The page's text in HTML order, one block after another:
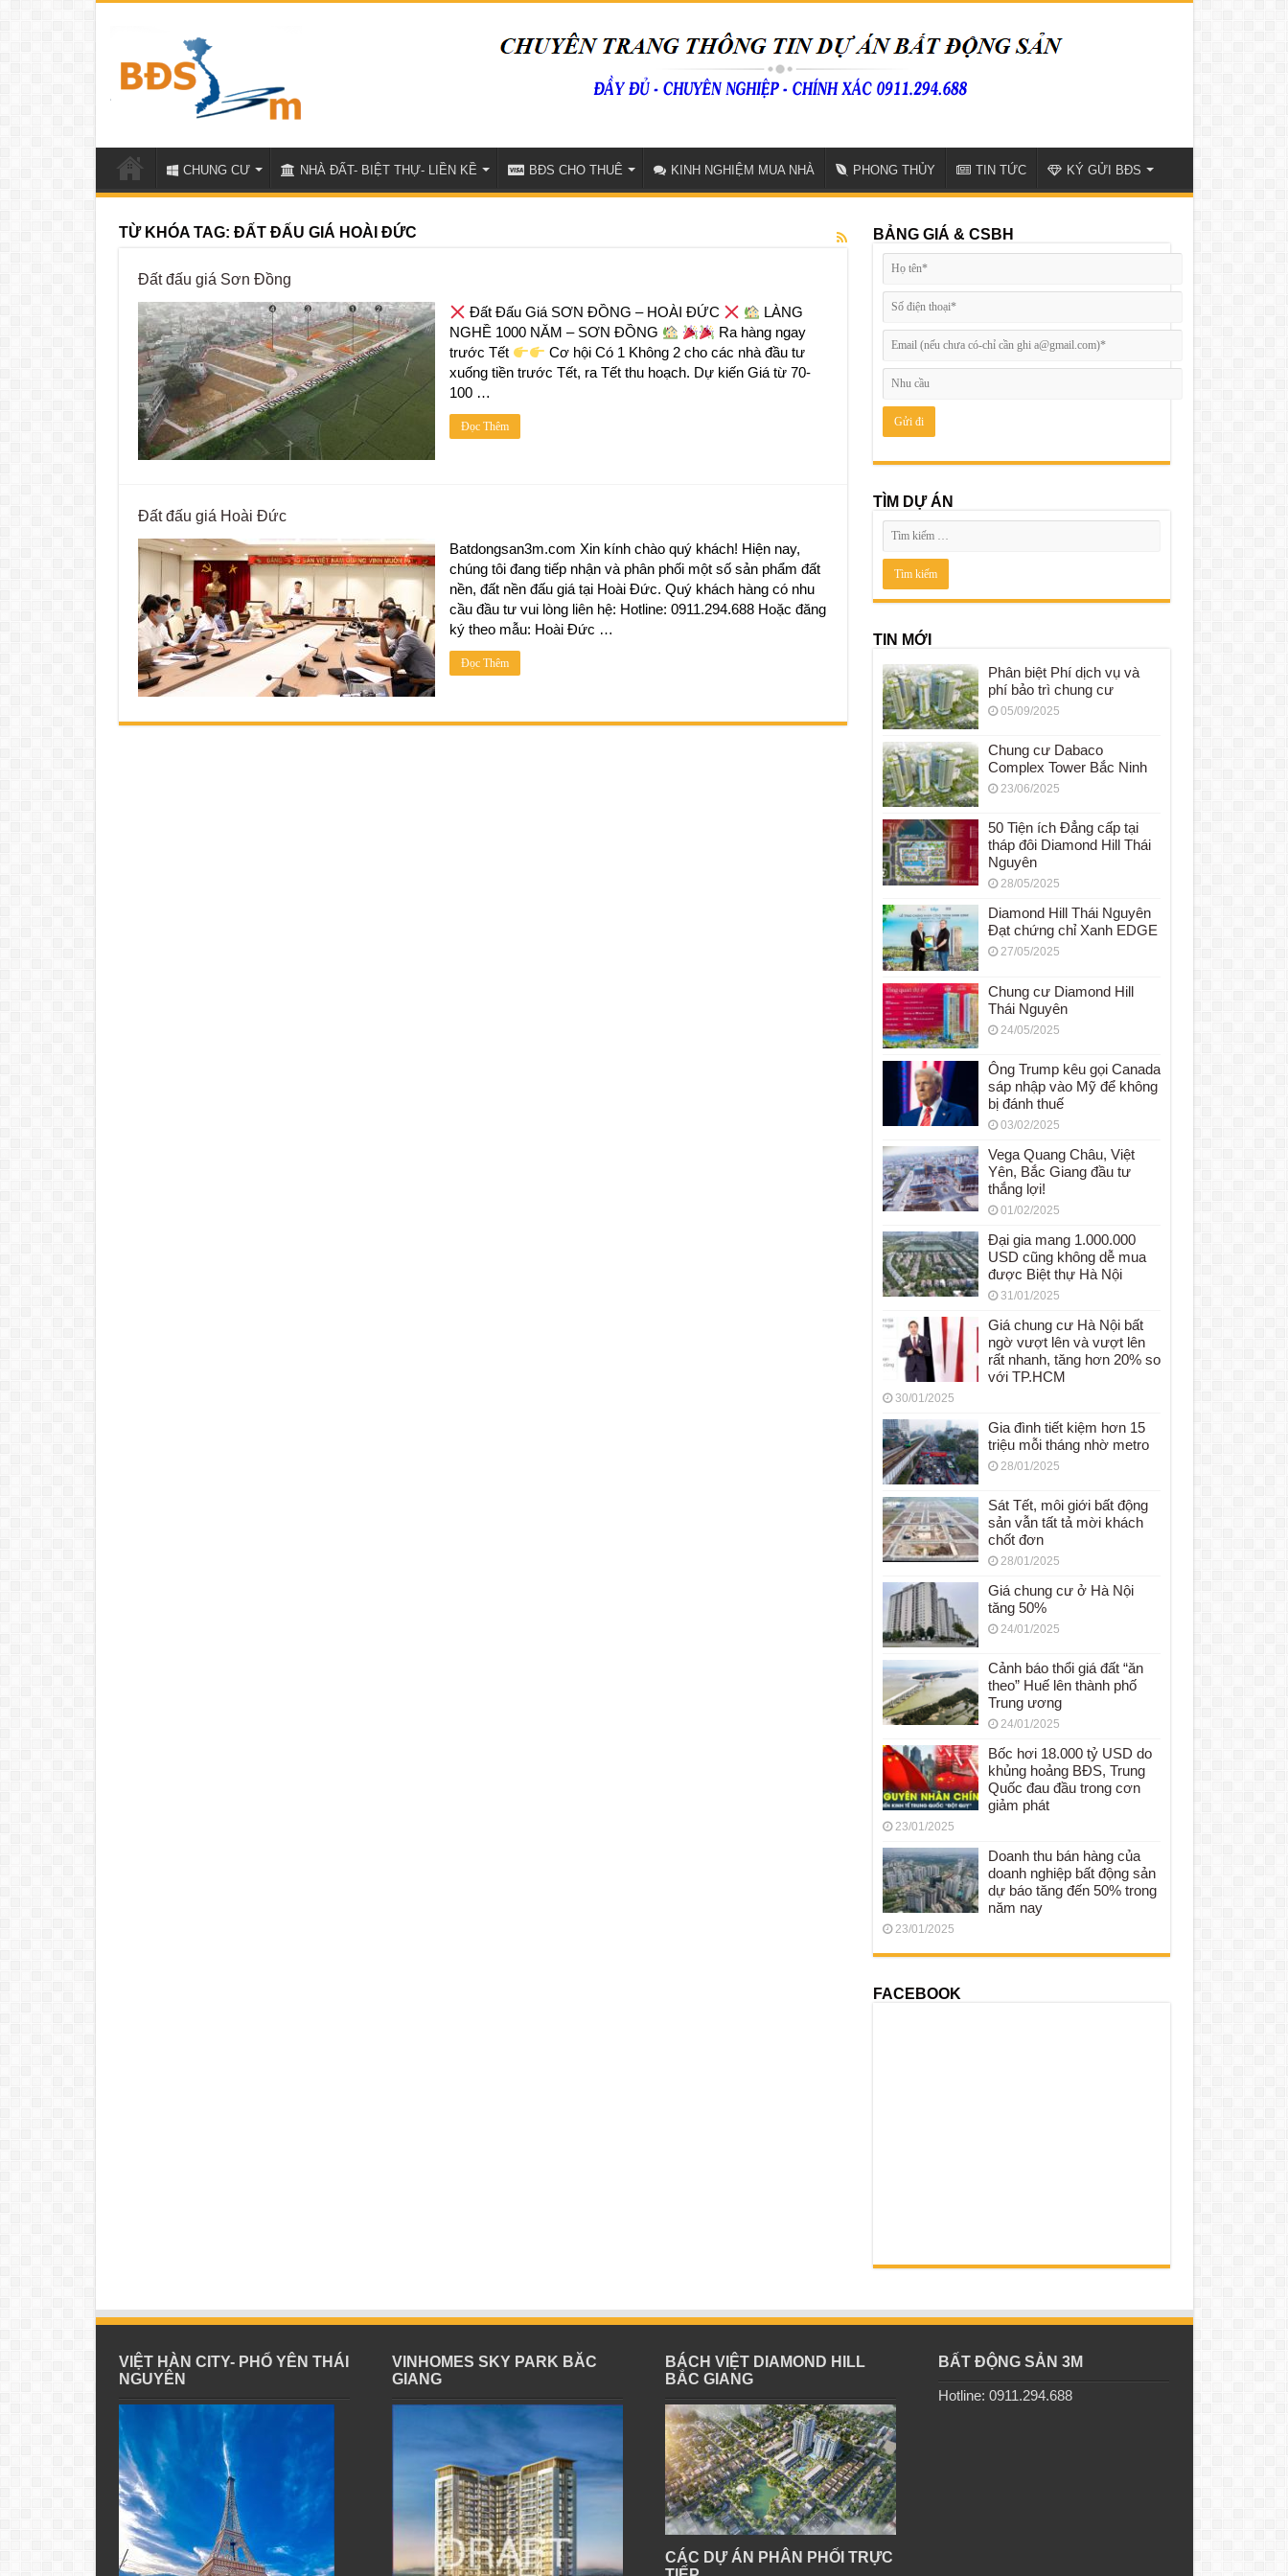
CHUNG CƯ NHÀ ĐẤT- BIỆT THỰ- LIỀN KỀ BĐS CHO THUÊ KINH NGHIỆM MUA NHÀ PHONG THỦY TIN TỨC KÝ GỬI BĐS
TỪ KHÓA TAG: ĐẤT ĐẤU GIÁ HOÀI ĐỨC
Đất đấu giá Sơn Đồng
Đất Đấu Giá SƠN ĐỒNG – HOÀI ĐỨC
LÀNG
NGHỀ 1000 NĂM – SƠN ĐỒNG
Ra hàng ngay
trước Tết
Cơ hội Có 1 Không 2 cho các nhà đầu tư
xuống tiền trước Tết, ra Tết thu hoạch. Dự kiến Giá từ 70-
100 …
Đọc Thêm
Đất đấu giá Hoài Đức
Batdongsan3m.com Xin kính chào quý khách! Hiện nay,
chúng tôi đang tiếp nhận và phân phối một số sản phẩm đất
nền, đất nền đấu giá tại Hoài Đức. Quý khách hàng có nhu
cầu đầu tư vui lòng liên hệ: Hotline: 0911.294.688 Hoặc đăng
ký theo mẫu: Hoài Đức …
Đọc Thêm
BẢNG GIÁ & CSBH
TÌM DỰ ÁN
TIN MỚI
Phân biệt Phí dịch vụ và
phí bảo trì chung cư
05/09/2025
Chung cư Dabaco
Complex Tower Bắc Ninh
23/06/2025
50 Tiện ích Đẳng cấp tại
tháp đôi Diamond Hill Thái
Nguyên
28/05/2025
Diamond Hill Thái Nguyên
Đạt chứng chỉ Xanh EDGE
27/05/2025
Chung cư Diamond Hill
Thái Nguyên
24/05/2025
Ông Trump kêu gọi Canada
sáp nhập vào Mỹ để không
bị đánh thuế
03/02/2025
Vega Quang Châu, Việt
Yên, Bắc Giang đầu tư
thắng lợi!
01/02/2025
Đại gia mang 1.000.000
USD cũng không dễ mua
được Biệt thự Hà Nội
31/01/2025
Giá chung cư Hà Nội bất
ngờ vượt lên và vượt lên
rất nhanh, tăng hơn 20% so
với TP.HCM
30/01/2025
Gia đình tiết kiệm hơn 15
triệu mỗi tháng nhờ metro
28/01/2025
Sát Tết, môi giới bất động
sản vẫn tất tả mời khách
chốt đơn
28/01/2025
Giá chung cư ở Hà Nội
tăng 50%
24/01/2025
Cảnh báo thổi giá đất “ăn
theo” Huế lên thành phố
Trung ương
24/01/2025
Bốc hơi 18.000 tỷ USD do
khủng hoảng BĐS, Trung
Quốc đau đầu trong cơn
giảm phát
23/01/2025
Doanh thu bán hàng của
doanh nghiệp bất động sản
dự báo tăng đến 50% trong
năm nay
23/01/2025
FACEBOOK
VIỆT HÀN CITY- PHỔ YÊN THÁI
NGUYÊN
VINHOMES SKY PARK BĂC
GIANG
BÁCH VIỆT DIAMOND HILL
BẮC GIANG
CÁC DỰ ÁN PHÂN PHỐI TRỰC
BẤT ĐỘNG SẢN 3M
Hotline: 0911.294.688